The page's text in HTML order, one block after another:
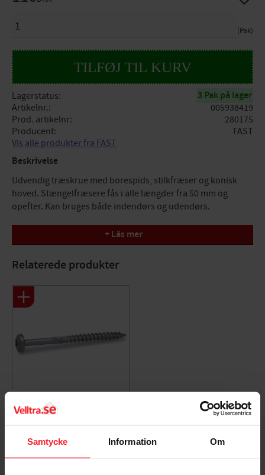
Samtycke Information Om
Pak
Lagerstatus 3 Pak på lager
Artikelnr.
005938419
Prod. artikelnr
280175
Producent
FAST
Vis alle produkter fra FAST
Beskrivelse
Udvendig træskrue med borespids, stilkfræser og konisk
hoved. Stængelfræsere fås i alle længder fra 50 mm og
opefter. Kan bruges både indendørs og udendørs.
Specifikationer
Korrosivitetsklasse: C4
Overfladebehandling: ZiniC-4
Bits: Torx
+ Läs mer
Relaterede produkter
Træskrue Kullrig TKT
280185